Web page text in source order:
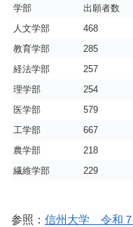
学部 出願者数
人文学部
468
教育学部
285
経法学部
257
理学部
254
医学部
579
工学部
667
農学部
218
繊維学部
229
参照： 信州大学 令和７